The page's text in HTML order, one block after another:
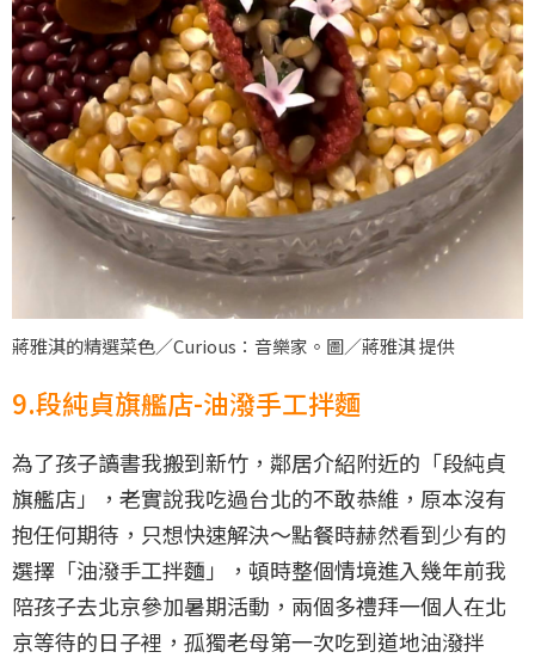
蔣雅淇的精選菜色／Curious：音樂家。圖／蔣雅淇 提供
9.段純貞旗艦店-油潑手工拌麵
為了孩子讀書我搬到新竹，鄰居介紹附近的「段純貞
旗艦店」，老實說我吃過台北的不敢恭維，原本沒有
抱任何期待，只想快速解決～點餐時赫然看到少有的
選擇「油潑手工拌麵」，頓時整個情境進入幾年前我
陪孩子去北京參加暑期活動，兩個多禮拜一個人在北
京等待的日子裡，孤獨老母第一次吃到道地油潑拌